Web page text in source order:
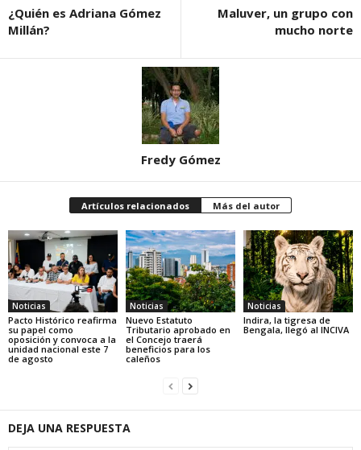
¿Quién es Adriana Gómez
Millán?
Maluver, un grupo con
mucho norte
Fredy Gómez
Artículos relacionados Más del autor
Noticias
Pacto Histórico reafirma
su papel como
oposición y convoca a la
unidad nacional este 7
de agosto
Noticias
Nuevo Estatuto
Tributario aprobado en
el Concejo traerá
beneficios para los
caleños
Noticias
Indira, la tigresa de
Bengala, llegó al INCIVA
DEJA UNA RESPUESTA